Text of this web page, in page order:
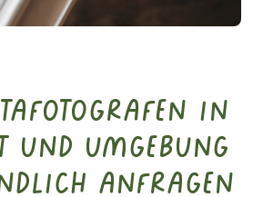
in
und Umgebung
anfragen